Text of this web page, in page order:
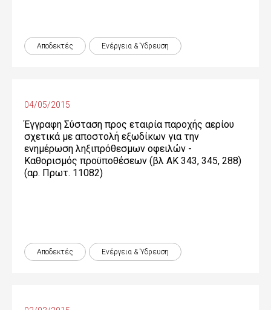
Αποδεκτές Ενέργεια & Ύδρευση
04/05/2015
Έγγραφη Σύσταση προς εταιρία παροχής αερίου
σχετικά με αποστολή εξωδίκων για την
ενημέρωση ληξιπρόθεσμων οφειλών -
Καθορισμός προϋποθέσεων (βλ ΑΚ 343, 345, 288)
(αρ. Πρωτ. 11082)
Αποδεκτές Ενέργεια & Ύδρευση